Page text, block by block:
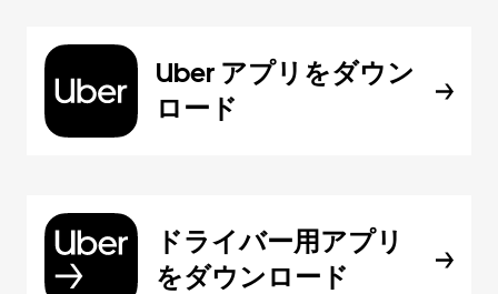
Uber アプリをダウン
ロード
ドライバー用アプリ
をダウンロード